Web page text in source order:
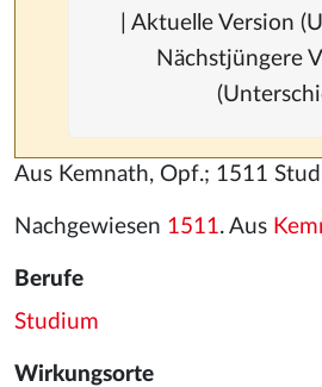
| Aktuelle Version
Nächstjüngere
Aus Kemnath, Opf.; 1511
Nachgewiesen 1511. Aus
Berufe
Studium
Wirkungsorte